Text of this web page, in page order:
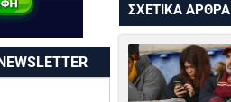
ΣΧΕΤΙΚΑ ΑΡΘΡΑ